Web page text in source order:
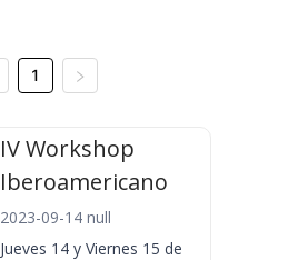
1
IV Workshop
Iberoamericano
2023-09-14 null
Jueves 14 y Viernes 15 de